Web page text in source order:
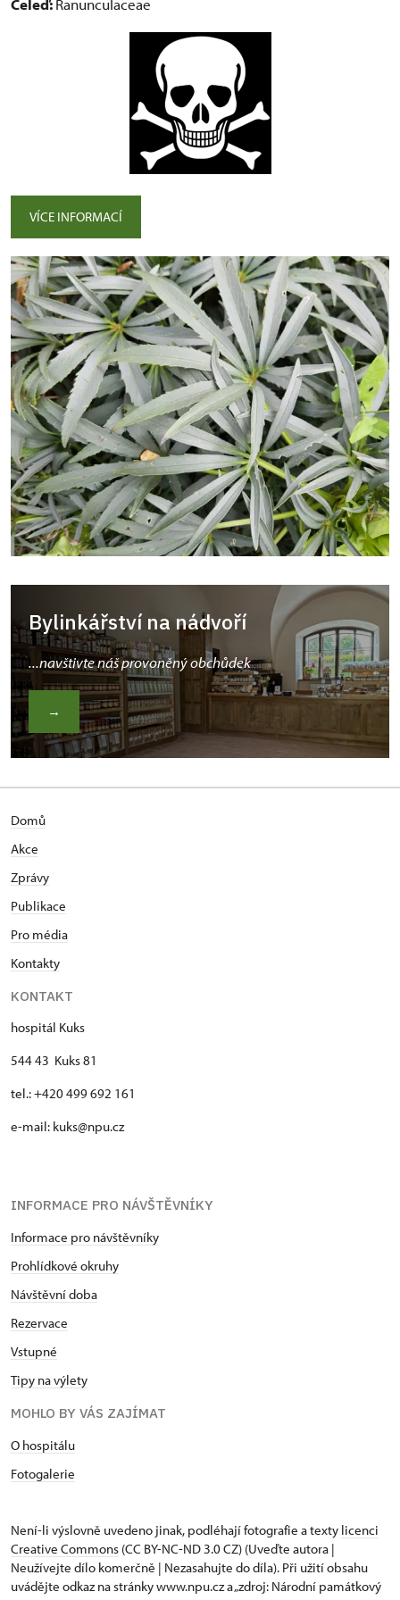
Čeleď:Ranunculaceae
VÍCE INFORMACÍ
Bylinkářství na nádvoří
...navštivte náš provoněný obchůdek
→
Domů
Akce
Zprávy
Publikace
Pro média
Kontakty
KONTAKT
hospitál Kuks
544 43 Kuks 81
tel.: +420 499 692 161
e-mail: kuks@npu.cz
INFORMACE PRO NÁVŠTĚVNÍKY
Informace pro návštěvníky
Prohlídkové okruhy
Návštěvní doba
Rezervace
Vstupné
Tipy na výlety
MOHLO BY VÁS ZAJÍMAT
O hospitálu
Fotogalerie
Není-li výslovně uvedeno jinak, podléhají fotografie a texty licenci
Creative Commons (CC BY-NC-ND 3.0 CZ) (Uveďte autora |
Neužívejte dílo komerčně | Nezasahujte do díla). Při užití obsahu
uvádějte odkaz na stránky www.npu.cz a „zdroj: Národní památkový